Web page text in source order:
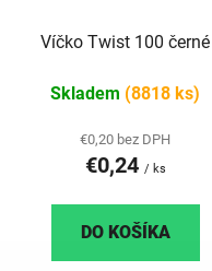
Víčko Twist 100 černé
Skladem (8818 ks)
€0,20 bez DPH
€0,24 / ks
DO KOŠÍKA